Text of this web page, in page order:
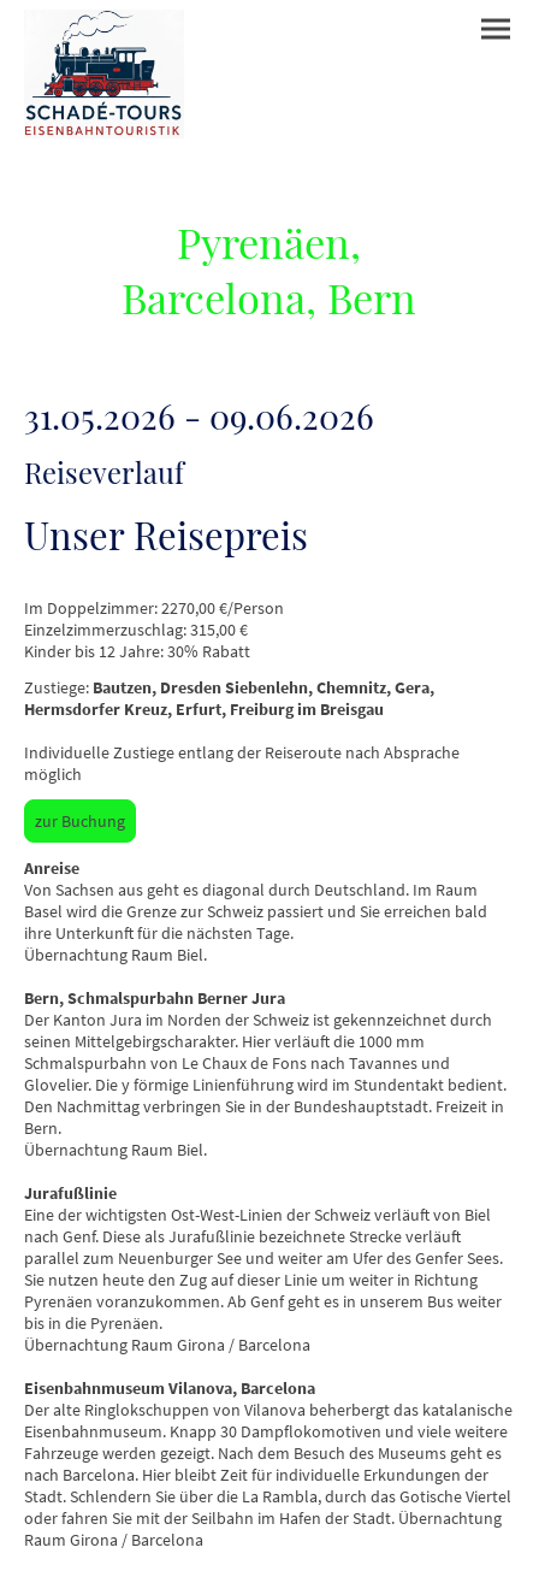
Pyrenäen,
Barcelona, Bern
31.05.2026 - 09.06.2026
Reiseverlauf
Unser Reisepreis
Im Doppelzimmer: 2270,00 €/Person
Einzelzimmerzuschlag: 315,00 €
Kinder bis 12 Jahre: 30% Rabatt
Zustiege: Bautzen, Dresden Siebenlehn, Chemnitz, Gera,
Hermsdorfer Kreuz, Erfurt, Freiburg im Breisgau
Individuelle Zustiege entlang der Reiseroute nach Absprache
möglich
zur Buchung
Anreise
Von Sachsen aus geht es diagonal durch Deutschland. Im Raum
Basel wird die Grenze zur Schweiz passiert und Sie erreichen bald
ihre Unterkunft für die nächsten Tage.
Übernachtung Raum Biel.
Bern, Schmalspurbahn Berner Jura
Der Kanton Jura im Norden der Schweiz ist gekennzeichnet durch
seinen Mittelgebirgscharakter. Hier verläuft die 1000 mm
Schmalspurbahn von Le Chaux de Fons nach Tavannes und
Glovelier. Die y förmige Linienführung wird im Stundentakt bedient.
Den Nachmittag verbringen Sie in der Bundeshauptstadt. Freizeit in
Bern.
Übernachtung Raum Biel.
Jurafußlinie
Eine der wichtigsten Ost-West-Linien der Schweiz verläuft von Biel
nach Genf. Diese als Jurafußlinie bezeichnete Strecke verläuft
parallel zum Neuenburger See und weiter am Ufer des Genfer Sees.
Sie nutzen heute den Zug auf dieser Linie um weiter in Richtung
Pyrenäen voranzukommen. Ab Genf geht es in unserem Bus weiter
bis in die Pyrenäen.
Übernachtung Raum Girona / Barcelona
Eisenbahnmuseum Vilanova, Barcelona
Der alte Ringlokschuppen von Vilanova beherbergt das katalanische
Eisenbahnmuseum. Knapp 30 Dampflokomotiven und viele weitere
Fahrzeuge werden gezeigt. Nach dem Besuch des Museums geht es
nach Barcelona. Hier bleibt Zeit für individuelle Erkundungen der
Stadt. Schlendern Sie über die La Rambla, durch das Gotische Viertel
oder fahren Sie mit der Seilbahn im Hafen der Stadt. Übernachtung
Raum Girona / Barcelona